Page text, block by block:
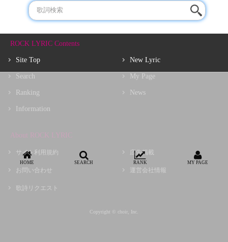
ROCK LYRIC Contents
Site Top
Search
Ranking
Information
New Lyric
My Page
News
About ROCK LYRIC
サイト利用規約
お問い合わせ
歌詩リクエスト
広告掲載
運営会社情報
Copyright © choir, Inc.
HOME SEARCH RANK MY PAGE